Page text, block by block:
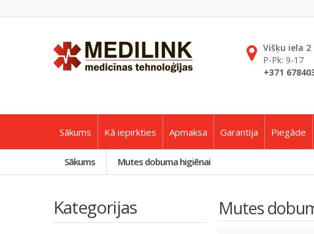
Višķu iela 2
P-Pk: 9-17
+371
Sākums Kā iepirkties Apmaksa Garantija Piegāde
Sākums Mutes dobuma higiēnai
Kategorijas Mutes